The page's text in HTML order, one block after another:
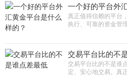
一个好的平台外
真正值得信赖的平台
执行、可靠的资金管
交易平台比的不
交易平台比的不是谁
定、安心地交易。真